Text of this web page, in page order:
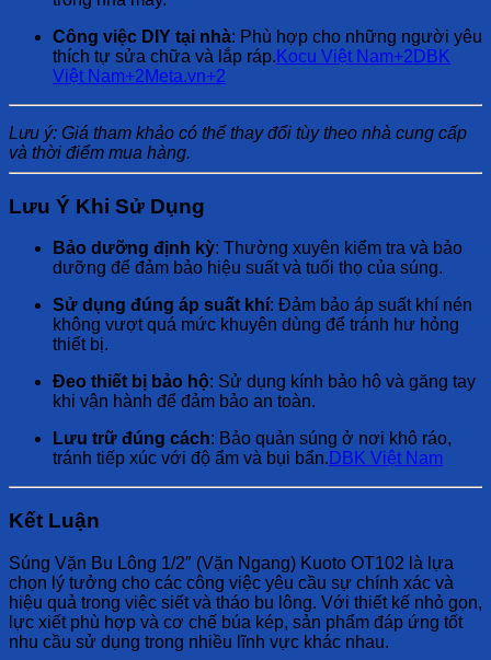
Công việc DIY tại nhà: Phù hợp cho những người yêu
thích tự sửa chữa và lắp ráp. Kocu Việt Nam+2 DBK
Việt Nam+2Meta.vn+2
Lưu ý: Giá tham khảo có thể thay đổi tùy theo nhà cung cấp
và thời điểm mua hàng.
Lưu Ý Khi Sử Dụng
Bảo dưỡng định kỳ: Thường xuyên kiểm tra và bảo
dưỡng để đảm bảo hiệu suất và tuổi thọ của súng.
Sử dụng đúng áp suất khí: Đảm bảo áp suất khí nén
không vượt quá mức khuyên dùng để tránh hư hỏng
thiết bị.
Đeo thiết bị bảo hộ: Sử dụng kính bảo hộ và găng tay
khi vận hành để đảm bảo an toàn.
Lưu trữ đúng cách: Bảo quản súng ở nơi khô ráo,
tránh tiếp xúc với độ ẩm và bụi bẩn. DBK Việt Nam
Kết Luận
Súng Vặn Bu Lông 1/2″ (Vặn Ngang) Kuoto OT102 là lựa
chọn lý tưởng cho các công việc yêu cầu sự chính xác và
hiệu quả trong việc siết và tháo bu lông. Với thiết kế nhỏ gọn,
lực xiết phù hợp và cơ chế búa kép, sản phẩm đáp ứng tốt
nhu cầu sử dụng trong nhiều lĩnh vực khác nhau.